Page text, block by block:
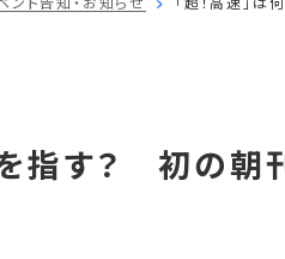
を指す？ 初の